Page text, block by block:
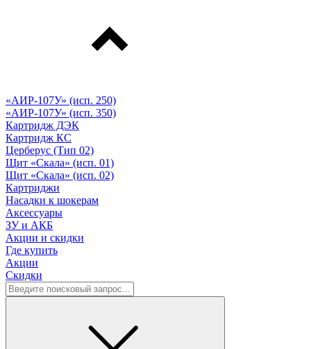
«АИР-107У» (исп. 250)
«АИР-107У» (исп. 350)
Картридж ДЭК
Картридж КС
Церберус (Тип 02)
Щит «Скала» (исп. 01)
Щит «Скала» (исп. 02)
Картриджи
Насадки к шокерам
Аксессуары
ЗУ и АКБ
Акции и скидки
Где купить
Акции
Скидки